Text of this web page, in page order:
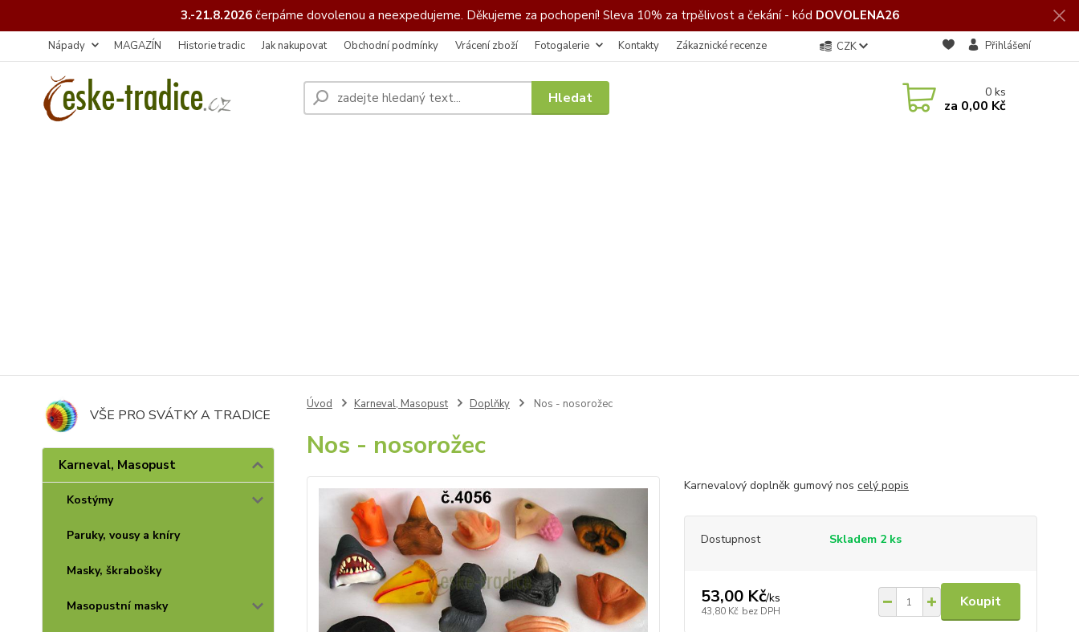
3.-21.8.2026čerpáme dovolenou a neexpedujeme. Děkujeme za pochopení! Sleva 10% za trpělivost a čekání - kód DOVOLENA26
Nápady MAGAZÍN Historie tradic Jak nakupovat Obchodní podmínky Vrácení zboží Fotogalerie Kontakty Zákaznické recenze CZK Přihlášení
Hledat 0ks
za 0,00 Kč
VŠE PRO SVÁTKY A TRADICE
Karneval, Masopust
Kostýmy
Paruky, vousy a kníry
Masky, škrabošky
Masopustní masky
Úvod Karneval, Masopust Doplňky Nos - nosorožec
Nos - nosorožec
Karnevalový doplněk gumový nos celý popis
Dostupnost Skladem 2 ks
53,00 Kč/ks
43,80 Kč bez DPH
Koupit